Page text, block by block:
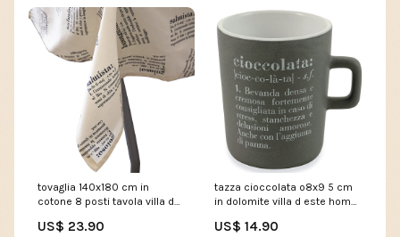
tovaglia 140x180 cm in
cotone 8 posti tavola villa d
00813004
US$ 23.90
tazza cioccolata o8x9 5 cm
in dolomite villa d este home
US$ 14.90